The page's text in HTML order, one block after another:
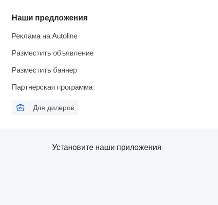
Наши предложения
Реклама на Autoline
Разместить объявление
Разместить баннер
Партнерская программа
Для дилеров
Установите наши приложения